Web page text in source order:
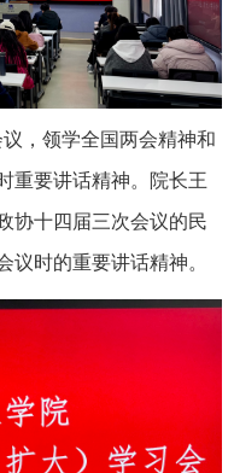
，领学全国两会精神和
重要讲话精神。院长王
协十四届三次会议的民
议时的重要讲话精神。